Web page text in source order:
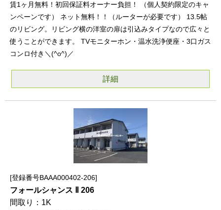
賃1ヶ月無料！初回保証料オーナー負担！ （個人契約限定のキャ
ンペーンです） ネット無料！！（ルーターが必要です） 13.5帖
のリビング。リビング横の洋室の扉は引込みタイプなので広々と
使うことができます。 TVモニターホン・温水洗浄便座・3口ガス
コンロ付き＼(^o^)／
詳細
登録番号BAAA000402-206
フォールシャンス Ⅱ 206
1K